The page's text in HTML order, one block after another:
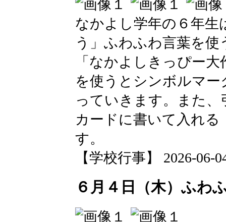
なかよし学年の６年生
う」ふわふわ言葉を
「なかよしきっぴー
を使うとシンボルマ
っていきます。また
カードに書いて入れ
す。
【学校行事】 2026-06-
６月４日（木）ふわ